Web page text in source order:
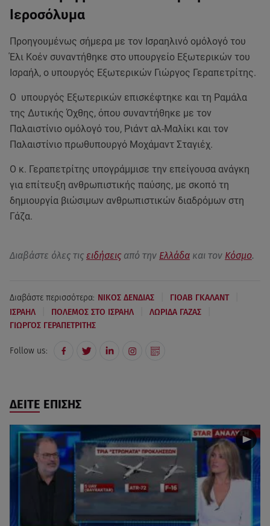
Ιεροσόλυμα
Προηγουμένως σήμερα με τον Ισραηλινό ομόλογό του
Έλι Κοέν συναντήθηκε στο υπουργείο Εξωτερικών του
Ισραήλ, ο υπουργός Εξωτερικών Γιώργος Γεραπετρίτης.
Ο υπουργός Εξωτερικών επισκέφτηκε και τη Ραμάλα
της Δυτικής Όχθης, όπου συναντήθηκε με τον
Παλαιστίνιο ομόλογό του, Ριάντ αλ-Μαλίκι και τον
Παλαιστίνιο πρωθυπουργό Μοχάμαντ Σταγιέχ.
Ο κ. Γεραπετρίτης υπογράμμισε την επείγουσα ανάγκη
για επίτευξη ανθρωπιστικής παύσης, με σκοπό τη
δημιουργία βιώσιμων ανθρωπιστικών διαδρόμων στη
Γάζα.
Διαβάστε όλες τις ειδήσεις από την Ελλάδα και τον Κόσμο.
Διαβάστε περισσότερα: ΝΙΚΟΣ ΔΕΝΔΙΑΣ ΓΙΟΑΒ ΓΚΑΛΑΝΤ
ΙΣΡΑΗΛ ΠΟΛΕΜΟΣ ΣΤΟ ΙΣΡΑΗΛ ΛΩΡΙΔΑ ΓΑΖΑΣ
ΓΙΩΡΓΟΣ ΓΕΡΑΠΕΤΡΙΤΗΣ
Follow us:
ΔΕΙΤΕ ΕΠΙΣΗΣ